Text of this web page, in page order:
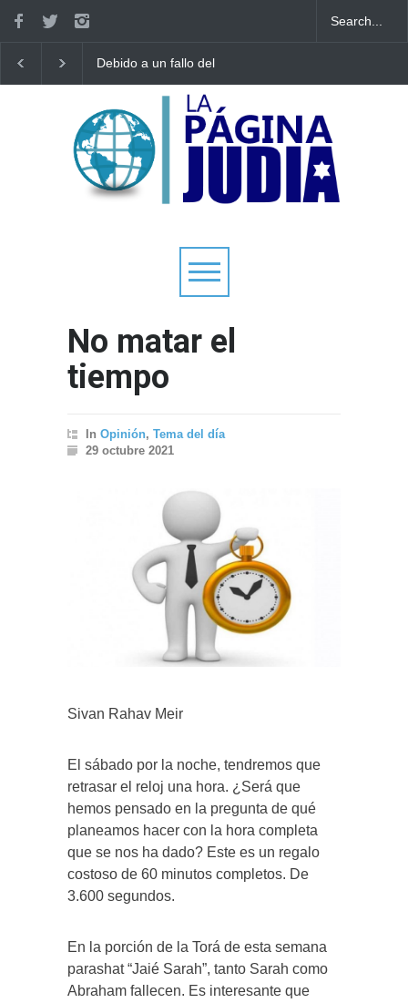
Debido a un fallo del
tribunales rabínicos se
enfrentan a un cierre a
partir del domingo
gubernamental
aterrizar en la niebla
No matar el
tiempo
In Opinión, Tema del día
29 octubre 2021
Sivan Rahav Meir
El sábado por la noche, tendremos que
retrasar el reloj una hora. ¿Será que
hemos pensado en la pregunta de qué
planeamos hacer con la hora completa
que se nos ha dado? Este es un regalo
costoso de 60 minutos completos. De
3.600 segundos.
En la porción de la Torá de esta semana
parashat “Jaié Sarah”, tanto Sarah como
Abraham fallecen. Es interesante que